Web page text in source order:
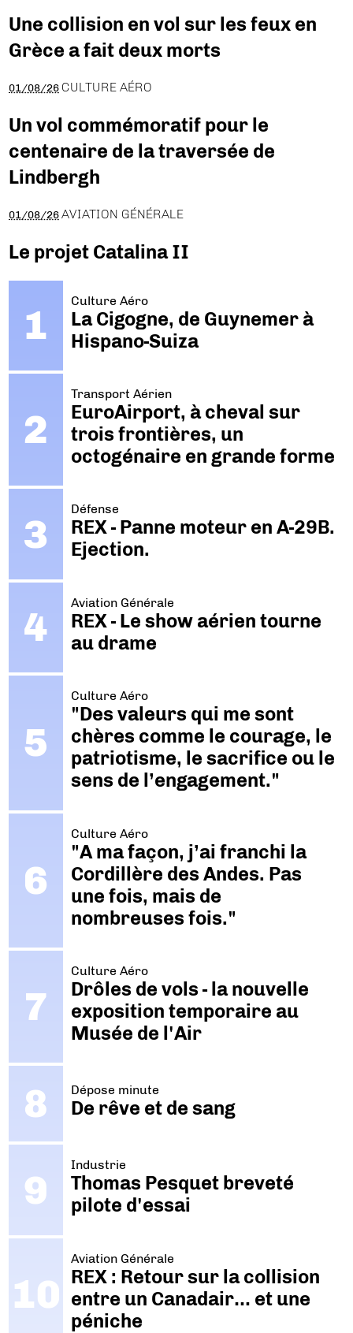
Une collision en vol sur les feux en
Grèce a fait deux morts
01/08/26 CULTURE AÉRO
Un vol commémoratif pour le
centenaire de la traversée de
Lindbergh
01/08/26 AVIATION GÉNÉRALE
Le projet Catalina II
Culture Aéro
La Cigogne, de Guynemer à
Hispano-Suiza
Transport Aérien
EuroAirport, à cheval sur
trois frontières, un
octogénaire en grande forme
Défense
REX - Panne moteur en A-29B.
Ejection.
Aviation Générale
REX - Le show aérien tourne
au drame
Culture Aéro
"Des valeurs qui me sont
chères comme le courage, le
patriotisme, le sacrifice ou le
sens de l’engagement."
Culture Aéro
"A ma façon, j’ai franchi la
Cordillère des Andes. Pas
une fois, mais de
nombreuses fois."
Culture Aéro
Drôles de vols - la nouvelle
exposition temporaire au
Musée de l'Air
Dépose minute
De rêve et de sang
Industrie
Thomas Pesquet breveté
pilote d'essai
Aviation Générale
REX : Retour sur la collision
entre un Canadair… et une
péniche